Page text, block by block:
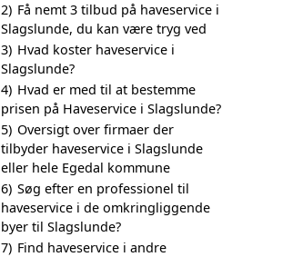
2) Få nemt 3 tilbud på haveservice i
Slagslunde, du kan være tryg ved
3) Hvad koster haveservice i
Slagslunde?
4) Hvad er med til at bestemme
prisen på Haveservice i Slagslunde?
5) Oversigt over firmaer der
tilbyder haveservice i Slagslunde
eller hele Egedal kommune
6) Søg efter en professionel til
haveservice i de omkringliggende
byer til Slagslunde?
7) Find haveservice i andre